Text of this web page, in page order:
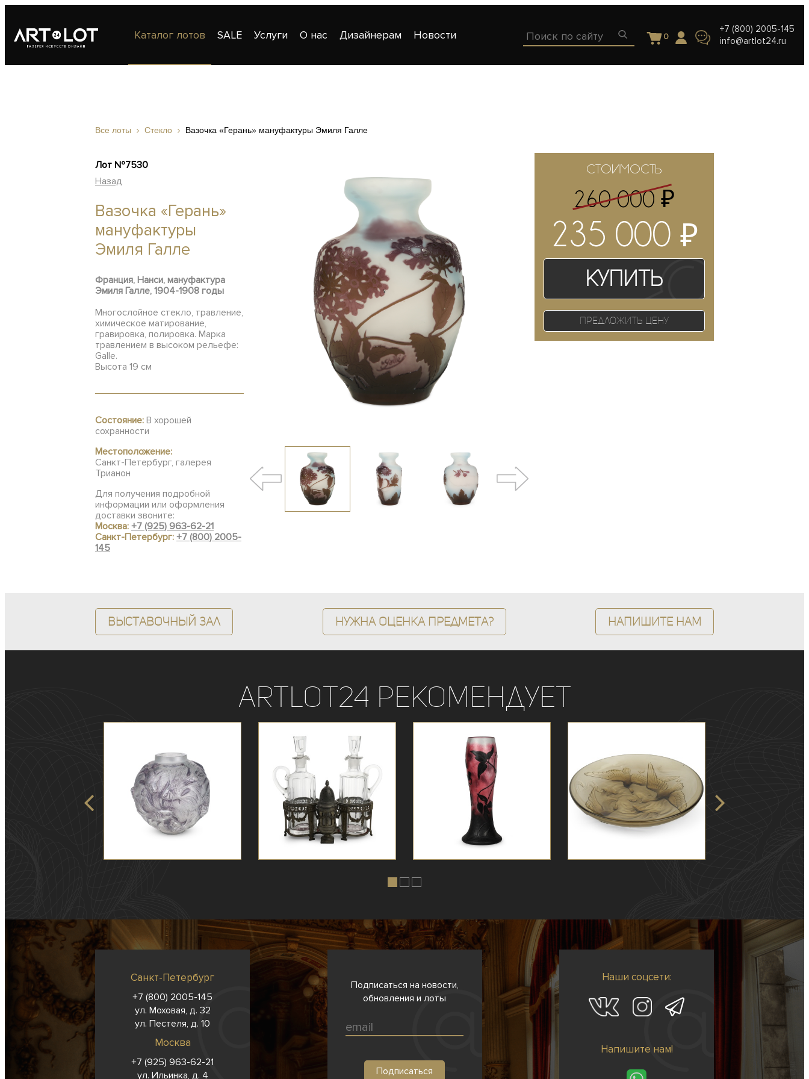
Каталог лотов SALE Услуги О нас Дизайнерам Новости 0
+7 (800) 2005-145
info@artlot24.ru
Все лоты Стекло Вазочка «Герань» мануфактуры Эмиля Галле
Лот №7530
Назад
Вазочка «Герань»
мануфактуры
Эмиля Галле
Франция, Нанси, мануфактура
Эмиля Галле, 1904-1908 годы
Многослойное стекло, травление,
химическое матирование,
гравировка, полировка. Марка
травлением в высоком рельефе:
Galle.
Высота 19 см
Состояние: В хорошей
сохранности
Местоположение:
Санкт-Петербург, галерея
Трианон
Для получения подробной
информации или оформления
доставки звоните:
Москва: +7 (925) 963-62-21
Санкт-Петербург: +7 (800) 2005-
145
СТОИМОСТЬ
260 000₽
235 000 ₽
Купить
Предложить цену
Выставочный зал Нужна оценка предмета? Напишите нам
ArtLot24 рекомендует
Санкт-Петербург
+7 (800) 2005-145
ул. Моховая, д. 32
ул. Пестеля, д. 10
Москва
+7 (925) 963-62-21
ул. Ильинка, д. 4
Подписаться на новости,
обновления и лоты
Наши соцсети:
Напишите нам!